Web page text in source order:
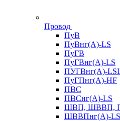
Провод
ПуВ
ПуВнг(А)-LS
ПуГВ
ПуГВнг(А)-LS
ПУГВнг(А)-
ПуГПнг(А)-HF
ПВС
ПВСнг(А)-LS
ШВП, ШВВП,
ШВВПнг(А)-LS